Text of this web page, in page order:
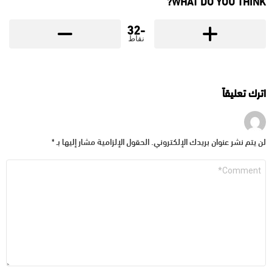
-32
نقاط
اترك تعليقاً
لن يتم نشر عنوان بريدك الإلكتروني. الحقول الإلزامية مشار إليها بـ *
التعليق